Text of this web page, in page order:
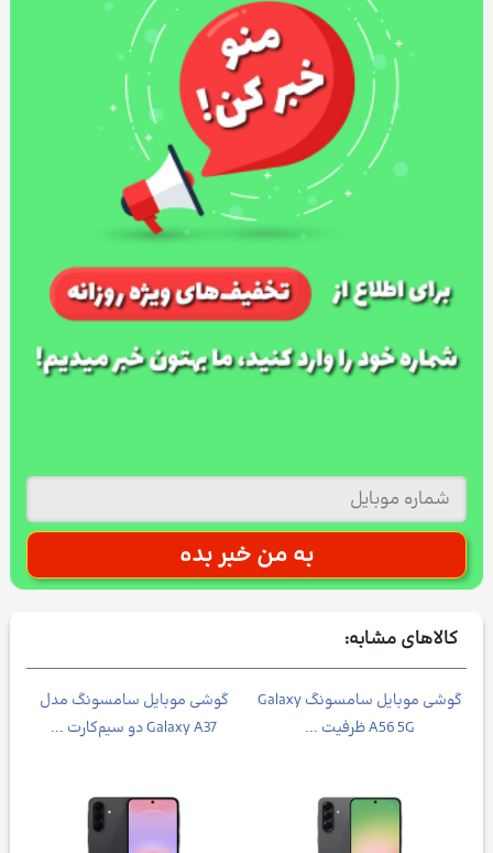
کالاهای مشابه:
گوشی موبایل سامسونگ مدل
Galaxy A37 دو سیم‌کارت ...
گوشی موبايل سامسونگ Galaxy
A56 5G ظرفیت ...